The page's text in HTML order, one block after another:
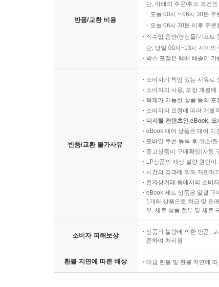
발라져 있다고 화를 내며 소동을 벌이는 장면을
처지에 놓이고 싶지는 않다는 생각. 작은 균열은
수밖에 없었던 학업을 재개했다. 대학 입학시험
환자가 회복하고, 어떤 환자가 회복하지 못할지
프리먼의 회복에서 얻을 수 있는 힌트는, 아주 작
이런 조언을 남긴다. “가능한 한 빨리 전문가의
말라는 이야기, 딸을 구하는 일은 다른 사람에게 맞
프리먼은 이어서 ‘왜 아직도 그렇게 많은 여자
가로놓인 모든 잠재적 위험을 치워줄 수는 없지
어린 시절 간절히 듣고 싶었던 그 조언)을 풀어낸다.
프리먼은 이 책 《먹지 못하는 여자들》에서 당
한편, 저널리스트로서 거식증에 관해 알아야 할
순간, 거식증이 그저 ‘마르고 싶은 욕구’로 정의
거식증에서 회복한 사람의 이 강렬한 회고록은
저널리스트로서의 장점을 영리하게 활용해서 썼다.
반품/교환 비용
단, 아래의 주문/취소 조건
오늘 00시 ~ 06시 30분
오늘 06시 30분 이후 주
직수입 음반/영상물/기프트
단, 당일 00시~13시 사이의
박스 포장은 택배 배송이
반품/교환 불가사유
소비자의 책임 있는 사유로
소비자의 사용, 포장 개봉
복제가 가능한 상품 등의
소비자의 요청에 따라 개별
디지털 컨텐츠인 eBook,
eBook 대여 상품은 대여 기
모바일 쿠폰 등록 후 취소/
중고상품이 구매확정(자동
LP상품의 재생 불량 원인
시간의 경과에 의해 재판매
전자상거래 등에서의 소비
eBook 세트 상품은 일괄 구
1개의 상품으로 취급 및 판
우, 세트 상품 전부 및 세트
소비자 피해보상
상품의 불량에 의한 반품,
준하여 처리됨
환불 지연에 따른 배상 대금 환불 및 환불 지연에